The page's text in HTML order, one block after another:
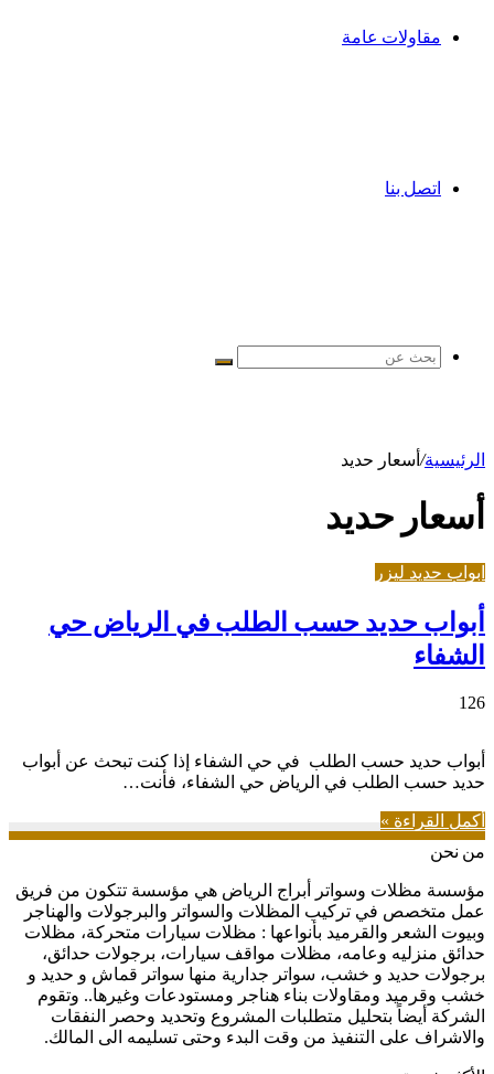
مقاولات عامة
اتصل بنا
بحث
الرئيسية/ أسعار حديد
أسعار حديد
ابواب حديد ليزر
أبواب حديد حسب الطلب في الرياض حي
الشفاء
126
أبواب حديد حسب الطلب في حي الشفاء إذا كنت تبحث عن أبواب
حديد حسب الطلب في الرياض حي الشفاء، فأنت…
أكمل القراءة »
من نحن
مؤسسة مظلات وسواتر أبراج الرياض هي مؤسسة تتكون من فريق
عمل متخصص في تركيب المظلات والسواتر والبرجولات والهناجر
وبيوت الشعر والقرميد بأنواعها : مظلات سيارات متحركة، مظلات
حدائق منزليه وعامه، مظلات مواقف سيارات، برجولات حدائق،
برجولات حديد و خشب، سواتر جدارية منها سواتر قماش و حديد و
خشب وقرميد ومقاولات بناء هناجر ومستودعات وغيرها.. وتقوم
الشركة أيضاً بتحليل متطلبات المشروع وتحديد وحصر النفقات
والاشراف على التنفيذ من وقت البدء وحتى تسليمه الى المالك.